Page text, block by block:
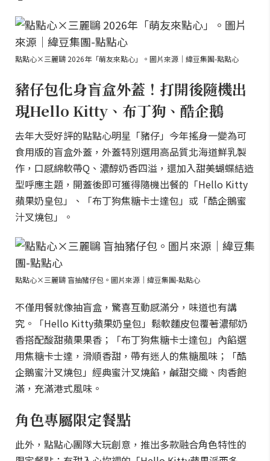
點點心×三麗鷗 2026年「萌友來點心」。圖片來源｜緯豆集團-點點心
豬仔包化身盲盒外蓋！打開後隨機出
現Hello Kitty、布丁狗、酷企鵝
去年大受好評的點點心明星「豬仔」今年搖身一變為可
食用版的盲盒外蓋，外蓋特別選用高品質北海道鮮乳製
作，口感綿軟帶Q、濃醇奶香四溢，還加入甜美蝴蝶結造
型呼應主題，開蓋後即可獲得隨機出餐的「Hello Kitty
蘋果奶皇包」、「布丁狗焦糖卡士達包」或「酷企鵝蜜
汁叉燒包」。
點點心×三麗鷗 盲抽豬仔包。圖片來源｜緯豆集團-點點心
不僅用餐就像抽盲盒，驚喜互動感滿分，味道也有講
究。「Hello Kitty蘋果奶皇包」鬆軟麵皮包覆著濃郁奶
香搭配酸甜蘋果果香；「布丁狗焦糖卡士達包」內餡選
用焦糖卡士達，滑順香甜，帶有迷人的焦糖風味；「酷
企鵝蜜汁叉燒包」經典蜜汁叉燒餡，鹹甜交織、肉香飽
滿，充滿港式風味。
角色專屬限定餐點
此外，點點心團隊大玩創意，推出多款融合角色特性的